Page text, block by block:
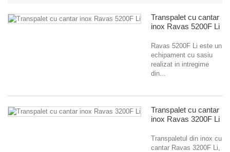
Transpalet cu cantar
inox Ravas 5200F Li
Ravas 5200F Li este un
echipament cu sasiu
realizat in intregime
din...
Transpalet cu cantar
inox Ravas 3200F Li
Transpaletul din inox cu
cantar Ravas 3200F Li,